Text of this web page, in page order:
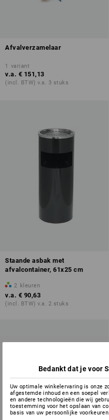
Afvalverzamelaar
1 variant
v.a. € 151,13
(incl. BTW) v.a. 3 stuks
Staande asbak met
afvalcontainer, 61x25 cm
2 kleuren
v.a. € 90,63
(incl. BTW) v.a. 2 stuks
Bedankt dat je voor
Uw optimale winkelervaring is onze
afgestemde inhoud en een soepel
en andere technologieën die wij
toestemming voor het opslaan van
basis van uw persoonlijke voorkeuren.